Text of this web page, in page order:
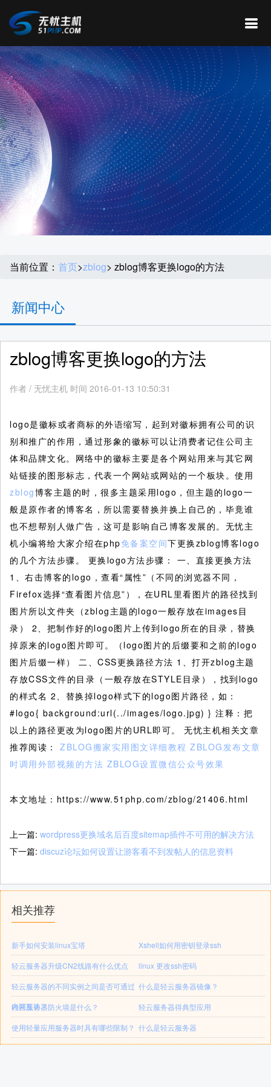
当前位置： 首页>zblog> zblog博客更换logo的方法
新闻中心
zblog博客更换logo的方法
作者 / 无忧主机 时间 2016-01-13 10:50:31
logo是徽标或者商标的外语缩写，起到对徽标拥有公司的识
别和推广的作用，通过形象的徽标可以让消费者记住公司主
体和品牌文化。网络中的徽标主要是各个网站用来与其它网
站链接的图形标志，代表一个网站或网站的一个板块。使用
zblog博客主题的时，很多主题采用logo，但主题的logo一
般是原作者的博客名，所以需要替换并换上自己的，毕竟谁
也不想帮别人做广告，这可是影响自己博客发展的。无忧主
机小编将给大家介绍在php免备案空间下更换zblog博客logo
的几个方法步骤。
更换logo方法步骤： 一、直接更换方法
1、右击博客的logo，查看“属性”（不同的浏览器不同，
Firefox选择“查看图片信息”），在URL里看图片的路径找到
图片所以文件夹（zblog主题的logo一般存放在images目
录） 2、把制作好的logo图片上传到logo所在的目录，替换
掉原来的logo图片即可。（logo图片的后缀要和之前的logo
图片后缀一样） 二、CSS更换路径方法 1、打开zblog主题
存放CSS文件的目录（一般存放在STYLE目录），找到logo
的样式名 2、替换掉logo样式下的logo图片路径，如：
#logo{ background:url(../images/logo.jpg) } 注释：把
以上的路径更改为logo图片的URL即可。 无忧主机相关文章
推荐阅读： ZBLOG搬家实用图文详细教程 ZBLOG发布文章
时调用外部视频的方法 ZBLOG设置微信公众号效果
本文地址：https://www.51php.com/zblog/21406.html
上一篇: wordpress更换域名后百度sitemap插件不可用的解决方法
下一篇: discuz论坛如何设置让游客看不到发帖人的信息资料
相关推荐
新手如何安装linux宝塔
Xshell如何用密钥登录ssh
轻云服务器升级CN2线路有什么优点
linux 更改ssh密码
轻云服务器的不同实例之间是否可通过
内网互访？
什么是轻云服务器镜像？
轻云服务器防火墙是什么？
轻云服务器得典型应用
使用轻量应用服务器时具有哪些限制？ 什么是轻云服务器